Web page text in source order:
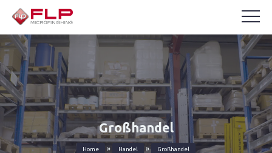
Großhandel
Home » Handel » Großhandel